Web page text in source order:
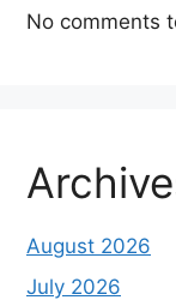
No comments
August 2026
July 2026